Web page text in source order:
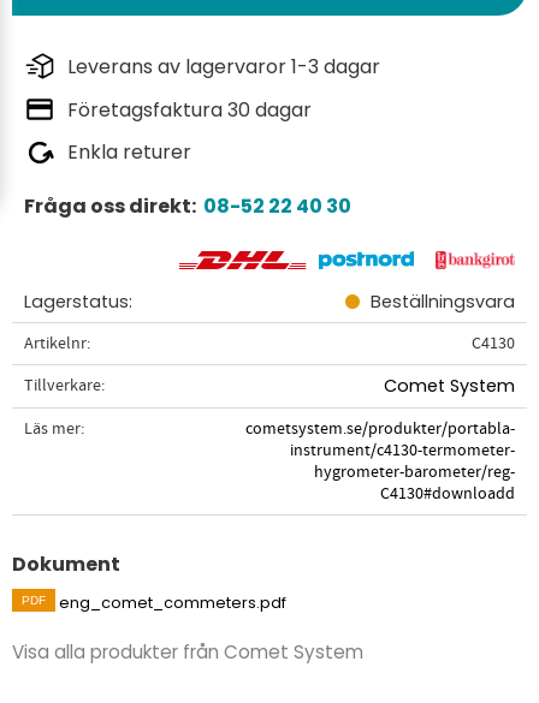
Leverans av lagervaror 1-3 dagar
Företagsfaktura 30 dagar
Enkla returer
Fråga oss direkt: 08-52 22 40 30
Lagerstatus Beställningsvara
Artikelnr
C4130
Tillverkare
Comet System
Läs mer
cometsystem.se/produkter/portabla-
instrument/c4130-termometer-
hygrometer-barometer/reg-
C4130#downloadd
Dokument
eng_comet_commeters.pdf
Visa alla produkter från Comet System